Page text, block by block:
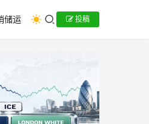
储运 投稿